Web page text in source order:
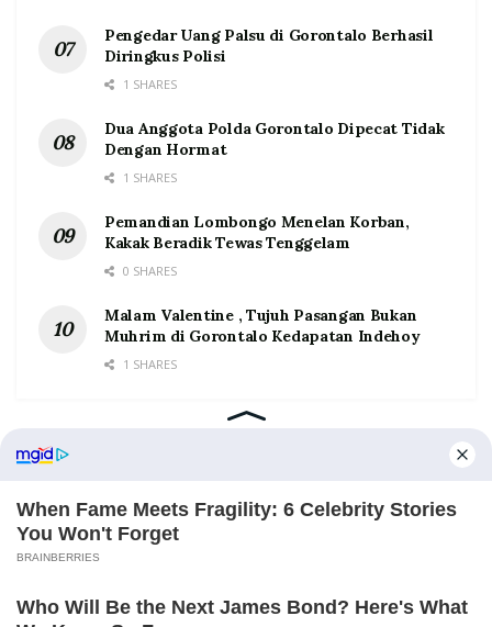
Pengedar Uang Palsu di Gorontalo Berhasil
Diringkus Polisi
1 SHARES
Dua Anggota Polda Gorontalo Dipecat Tidak
Dengan Hormat
1 SHARES
Pemandian Lombongo Menelan Korban,
Kakak Beradik Tewas Tenggelam
0 SHARES
Malam Valentine , Tujuh Pasangan Bukan
Muhrim di Gorontalo Kedapatan Indehoy
1 SHARES
Home Tentang Kontak Redaksi Pedoman Media Siber